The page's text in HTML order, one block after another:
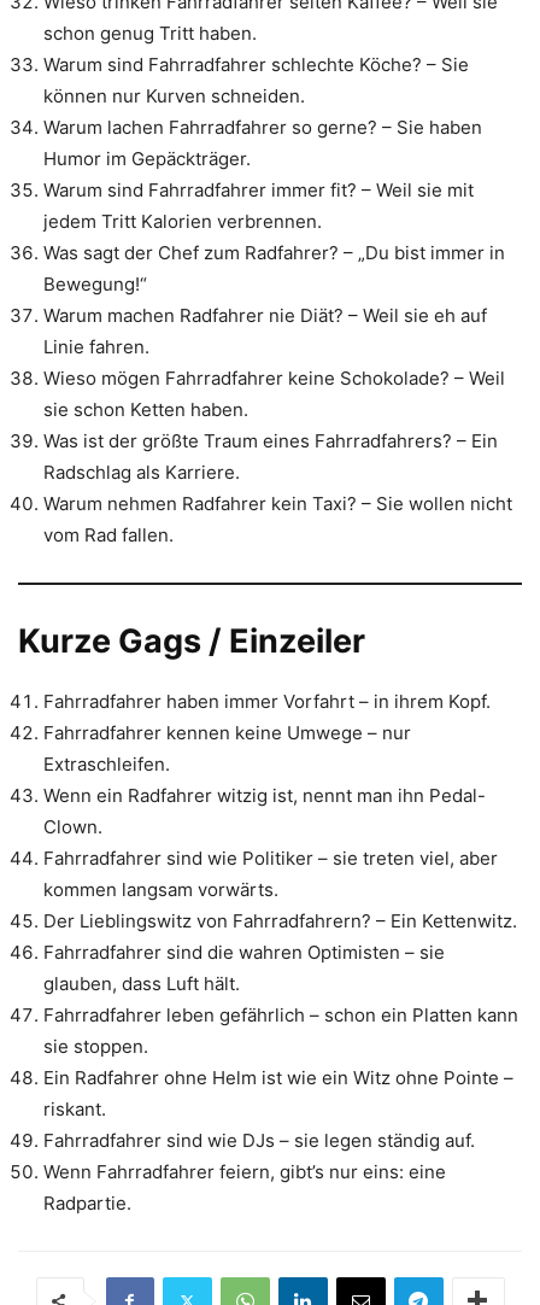
schon genug Tritt haben.
Warum sind Fahrradfahrer schlechte Köche? – Sie
können nur Kurven schneiden.
Warum lachen Fahrradfahrer so gerne? – Sie haben
Humor im Gepäckträger.
Warum sind Fahrradfahrer immer fit? – Weil sie mit
jedem Tritt Kalorien verbrennen.
Was sagt der Chef zum Radfahrer? – „Du bist immer in
Bewegung!“
Warum machen Radfahrer nie Diät? – Weil sie eh auf
Linie fahren.
Wieso mögen Fahrradfahrer keine Schokolade? – Weil
sie schon Ketten haben.
Was ist der größte Traum eines Fahrradfahrers? – Ein
Radschlag als Karriere.
Warum nehmen Radfahrer kein Taxi? – Sie wollen nicht
vom Rad fallen.
Kurze Gags / Einzeiler
Fahrradfahrer haben immer Vorfahrt – in ihrem Kopf.
Fahrradfahrer kennen keine Umwege – nur
Extraschleifen.
Wenn ein Radfahrer witzig ist, nennt man ihn Pedal-
Clown.
Fahrradfahrer sind wie Politiker – sie treten viel, aber
kommen langsam vorwärts.
Der Lieblingswitz von Fahrradfahrern? – Ein Kettenwitz.
Fahrradfahrer sind die wahren Optimisten – sie
glauben, dass Luft hält.
Fahrradfahrer leben gefährlich – schon ein Platten kann
sie stoppen.
Ein Radfahrer ohne Helm ist wie ein Witz ohne Pointe –
riskant.
Fahrradfahrer sind wie DJs – sie legen ständig auf.
Wenn Fahrradfahrer feiern, gibt’s nur eins: eine
Radpartie.